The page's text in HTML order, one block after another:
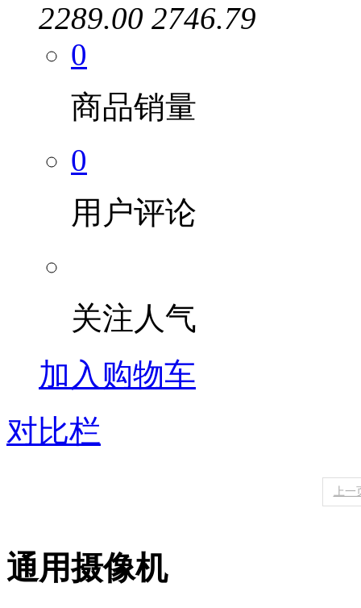
2289.00 2746.79
0
商品销量
0
用户评论
关注人气
加入购物车
对比栏
上一
通用摄像机